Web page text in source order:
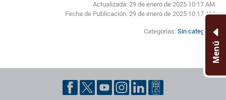
Actualizada: 29 de enero de 2025 10:17 AM
Fecha de Publicación: 29 de enero de 2025 10:17 AM
Categorías: Sin categoría
Menú
Pie de página con información de contacto, redes sociales y datos